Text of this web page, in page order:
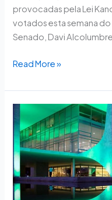
provocadas pela Lei
votados esta semana
Senado, Davi
Read More »
Duas
MPs
de
combate
ao
coronavírus
perdem